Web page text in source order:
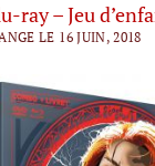
ray – Jeu
LE 16 JUIN, 2018